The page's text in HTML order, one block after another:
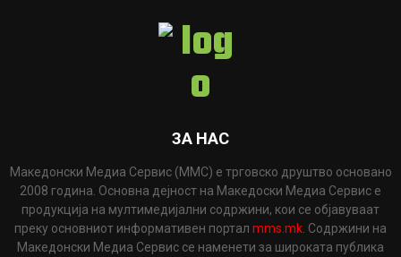
ЗА НАС
Македонски Медиа Сервис (ММС) е трговско друштво основано
2008 година. Основна дејност на Македоски Медиа Сервис е
продукција на мултимедијални содржини, кои се објавуваат
преку основниот информативен портал mms.mk . Содржини на
Македонски Медиа Сервис се наменети за широката публика